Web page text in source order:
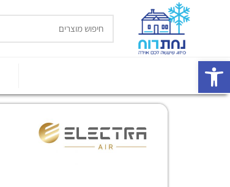
פתח סרגל נגישות